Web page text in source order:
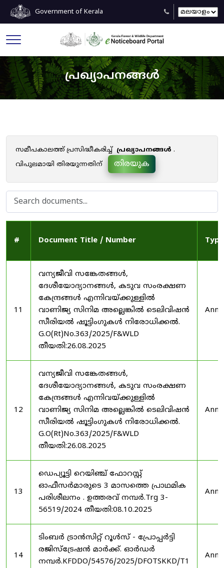
Government of Kerala
പ്രഖ്യാപനങ്ങൾ
സമീപകാലത്ത് പ്രസിദ്ധീകരിച്ച് പ്രഖ്യാപനങ്ങൾ .
വിപുലമായി തിരയുന്നതിന്
തിരയുക
# Document Title / Number Type
11
വന്യജീവി സങ്കേതങ്ങൾ,
ദേശീയോദ്യാനങ്ങൾ, കടുവ സംരക്ഷണ
കേന്ദ്രങ്ങൾ എന്നിവയ്ക്കുള്ളിൽ
വാണിജ്യ സിനിമ അല്ലെങ്കിൽ ടെലിവിഷൻ
സീരിയൽ ഷൂട്ടിംഗുകൾ നിരോധിക്കൽ.
G.O(Rt)No.363/2025/F&WLD
തീയതി:26.08.2025
12
വന്യജീവി സങ്കേതങ്ങൾ,
ദേശീയോദ്യാനങ്ങൾ, കടുവ സംരക്ഷണ
കേന്ദ്രങ്ങൾ എന്നിവയ്ക്കുള്ളിൽ
വാണിജ്യ സിനിമ അല്ലെങ്കിൽ ടെലിവിഷൻ
സീരിയൽ ഷൂട്ടിംഗുകൾ നിരോധിക്കൽ.
G.O(Rt)No.363/2025/F&WLD
തീയതി:26.08.2025
13
ഡെപ്യൂട്ടി റെയിഞ്ച് ഫോറസ്റ്റ്
ഓഫീസർമാരുടെ 3 മാസത്തെ പ്രാഥമിക
പരിശീലനം . ഉത്തരവ് നമ്പർ.Trg 3-
56519/2024 തീയതി:08.10.2025
14
ടിംബർ ട്രാൻസിറ്റ് റൂൾസ് - പ്രോപ്പർട്ടി
രജിസ്ട്രേഷൻ മാർക്ക്. ഓർഡർ
നമ്പർ.KFDDO/54576/2025/DFOTSKKD/T1